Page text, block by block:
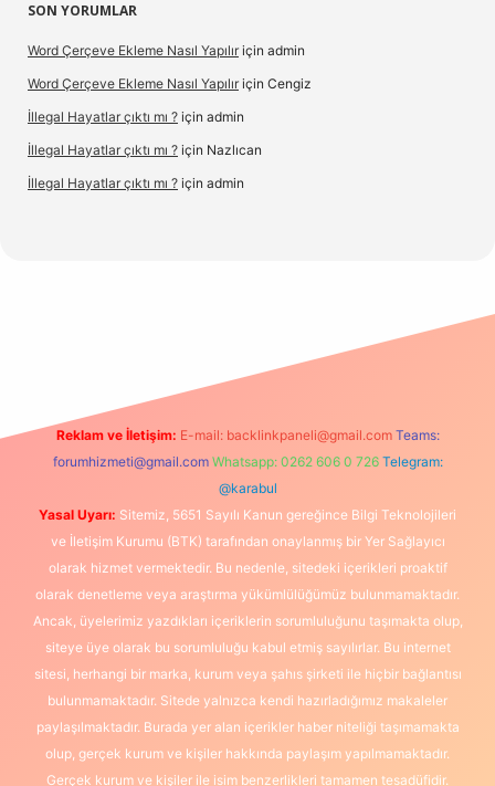
SON YORUMLAR
Word Çerçeve Ekleme Nasıl Yapılır için admin
Word Çerçeve Ekleme Nasıl Yapılır için Cengiz
İllegal Hayatlar çıktı mı ? için admin
İllegal Hayatlar çıktı mı ? için Nazlıcan
İllegal Hayatlar çıktı mı ? için admin
Reklam ve İletişim: E-mail: backlinkpaneli@gmail.com Teams:
forumhizmeti@gmail.com Whatsapp: 0262 606 0 726 Telegram:
@karabul
Yasal Uyarı: Sitemiz, 5651 Sayılı Kanun gereğince Bilgi Teknolojileri
ve İletişim Kurumu (BTK) tarafından onaylanmış bir Yer Sağlayıcı
olarak hizmet vermektedir. Bu nedenle, sitedeki içerikleri proaktif
olarak denetleme veya araştırma yükümlülüğümüz bulunmamaktadır.
Ancak, üyelerimiz yazdıkları içeriklerin sorumluluğunu taşımakta olup,
siteye üye olarak bu sorumluluğu kabul etmiş sayılırlar. Bu internet
sitesi, herhangi bir marka, kurum veya şahıs şirketi ile hiçbir bağlantısı
bulunmamaktadır. Sitede yalnızca kendi hazırladığımız makaleler
paylaşılmaktadır. Burada yer alan içerikler haber niteliği taşımamakta
olup, gerçek kurum ve kişiler hakkında paylaşım yapılmamaktadır.
Gerçek kurum ve kişiler ile isim benzerlikleri tamamen tesadüfidir.